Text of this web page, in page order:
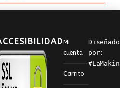
Mi
cuenta
Carrito
Diseñado
por: